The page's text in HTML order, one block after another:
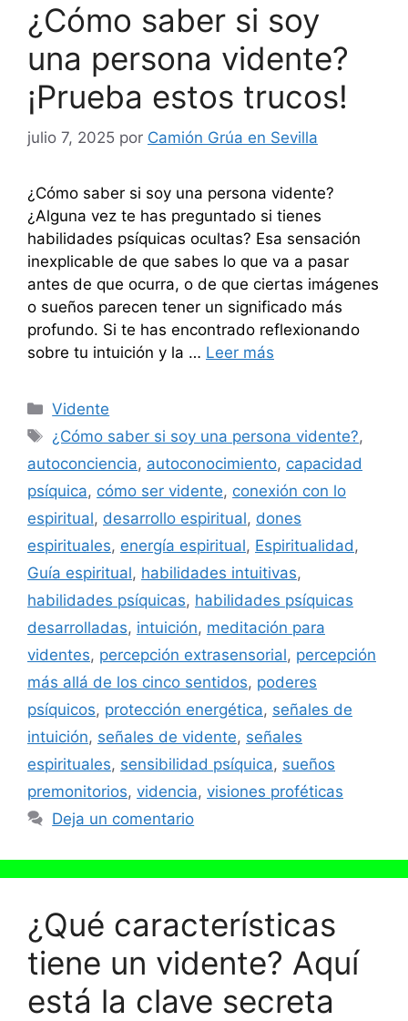
¿Cómo saber si soy
una persona vidente?
¡Prueba estos trucos!
julio 7, 2025 por Camión Grúa en Sevilla
¿Cómo saber si soy una persona vidente?
¿Alguna vez te has preguntado si tienes
habilidades psíquicas ocultas? Esa sensación
inexplicable de que sabes lo que va a pasar
antes de que ocurra, o de que ciertas imágenes
o sueños parecen tener un significado más
profundo. Si te has encontrado reflexionando
sobre tu intuición y la … Leer más
Categorías
Vidente
Etiquetas
¿Cómo saber si soy una persona vidente?,
autoconciencia, autoconocimiento, capacidad
psíquica, cómo ser vidente, conexión con lo
espiritual, desarrollo espiritual, dones
espirituales, energía espiritual, Espiritualidad ,
Guía espiritual, habilidades intuitivas,
habilidades psíquicas, habilidades psíquicas
desarrolladas, intuición, meditación para
videntes, percepción extrasensorial, percepción
más allá de los cinco sentidos, poderes
psíquicos, protección energética, señales de
intuición, señales de vidente, señales
espirituales, sensibilidad psíquica, sueños
premonitorios, videncia, visiones proféticas
Deja un comentario
¿Qué características
tiene un vidente? Aquí
está la clave secreta